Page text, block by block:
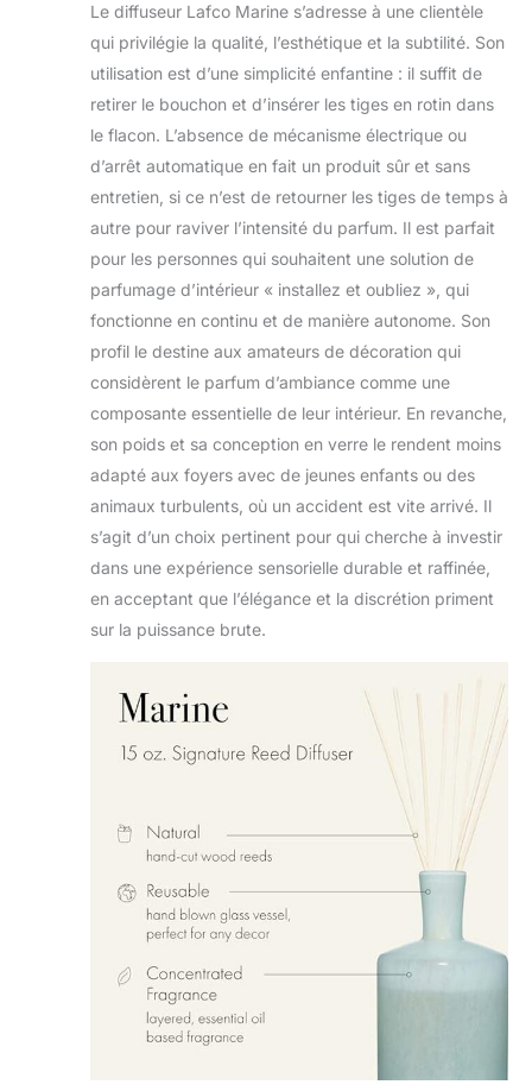
Le diffuseur Lafco Marine s’adresse à une clientèle
qui privilégie la qualité, l’esthétique et la subtilité. Son
utilisation est d’une simplicité enfantine : il suffit de
retirer le bouchon et d’insérer les tiges en rotin dans
le flacon. L’absence de mécanisme électrique ou
d’arrêt automatique en fait un produit sûr et sans
entretien, si ce n’est de retourner les tiges de temps à
autre pour raviver l’intensité du parfum. Il est parfait
pour les personnes qui souhaitent une solution de
parfumage d’intérieur « installez et oubliez », qui
fonctionne en continu et de manière autonome. Son
profil le destine aux amateurs de décoration qui
considèrent le parfum d’ambiance comme une
composante essentielle de leur intérieur. En revanche,
son poids et sa conception en verre le rendent moins
adapté aux foyers avec de jeunes enfants ou des
animaux turbulents, où un accident est vite arrivé. Il
s’agit d’un choix pertinent pour qui cherche à investir
dans une expérience sensorielle durable et raffinée,
en acceptant que l’élégance et la discrétion priment
sur la puissance brute.